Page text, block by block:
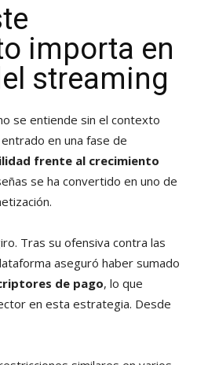
importa en
streaming
se entiende sin el contexto
en una fase de
frente al crecimiento
se ha convertido en uno de
Tras su ofensiva contra las
aseguró haber sumado
de pago, lo que
en esta estrategia. Desde